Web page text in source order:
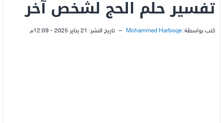
تفسير حلم الحج لشخص آخر
كتب بواسطة: Mohammed Harboqe
– تاريخ النشر: 21 يناير 2025 - 12:09م